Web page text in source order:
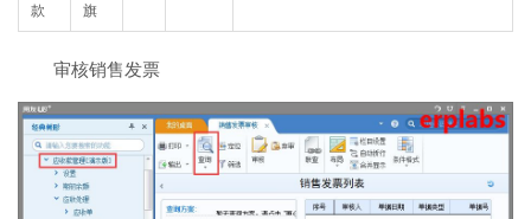
款
旗
审核销售发票